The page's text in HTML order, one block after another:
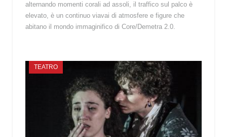
alternando momenti corali ad assoli, il traffico sul palco è
elevato, è un continuo viavai di atmosfere e figure che
abitano il mondo immaginifico di Core/Demetra 2.0.
TEATRO